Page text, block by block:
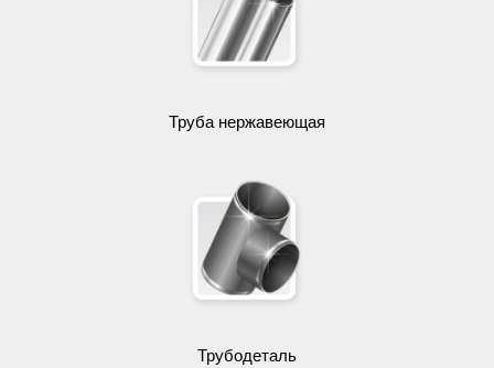
Труба нержавеющая
Трубодеталь